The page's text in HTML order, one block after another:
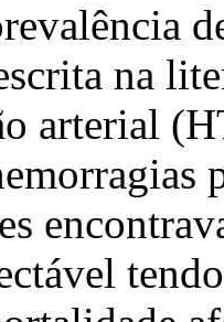
na
arterial